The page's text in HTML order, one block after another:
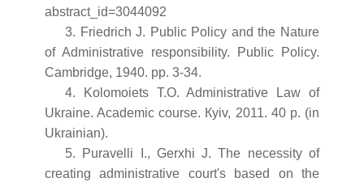
abstract_id=3044092
3. Friedrich J. Public Policy and the Nature
of Administrative responsibility. Public Policy.
Cambridge, 1940. pp. 3-34.
4. Kolomoiets T.O. Administrative Law of
Ukraine. Academic course. Кyiv, 2011. 40 p. (in
Ukrainian).
5. Puravelli I., Gerxhi J. The necessity of
creating administrative court's based on the